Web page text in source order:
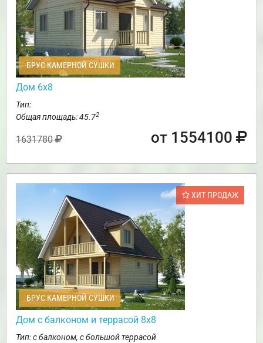
БРУС КАМЕРНОЙ СУШКИ
Дом 6х8
Тип:
Общая площадь: 45.72
1631780 от 1554100
ХИТ ПРОДАЖ
БРУС КАМЕРНОЙ СУШКИ
Дом с балконом и террасой 8х8
Тип: с балконом, с большой террасой